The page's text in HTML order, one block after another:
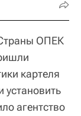
ОПЕК
картеля
установить
агентство